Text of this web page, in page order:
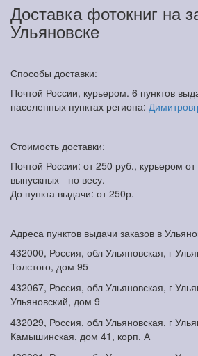
Доставка фотокниг на
Ульяновске
Способы доставки:
Почтой России, курьером. 6 пунктов
населенных пунктах региона:
Стоимость доставки:
Почтой России: от 250 руб., курьером
выпускных - по весу.
До пункта выдачи: от 250р.
Адреса пунктов выдачи заказов в
432000, Россия, обл Ульяновская, г
Толстого, дом 95
432067, Россия, обл Ульяновская, г
Ульяновский, дом 9
432029, Россия, обл Ульяновская, г
Камышинская, дом 41, корп. А